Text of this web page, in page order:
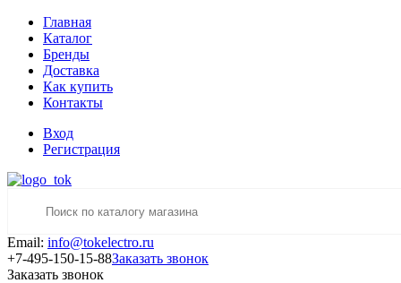
Главная
Каталог
Бренды
Доставка
Как купить
Контакты
Вход
Регистрация
Email: info@tokelectro.ru
+7-495-150-15-88Заказать звонок
Заказать звонок